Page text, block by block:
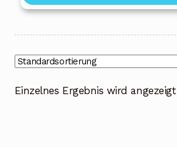
Einzelnes Ergebnis wird angezeigt